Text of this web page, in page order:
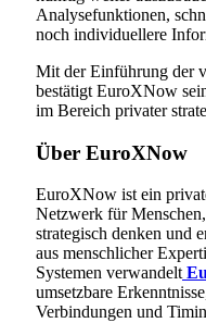
Analysefunktionen,
noch individuellere
Mit der Einführung der
bestätigt EuroXNow
im Bereich privater
Über EuroXNow
EuroXNow ist ein
Netzwerk für
strategisch denken und
aus menschlicher
Systemen verwandelt
umsetzbare
Verbindungen und